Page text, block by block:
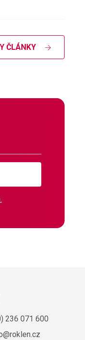
ČLÁNKY
236 071 600